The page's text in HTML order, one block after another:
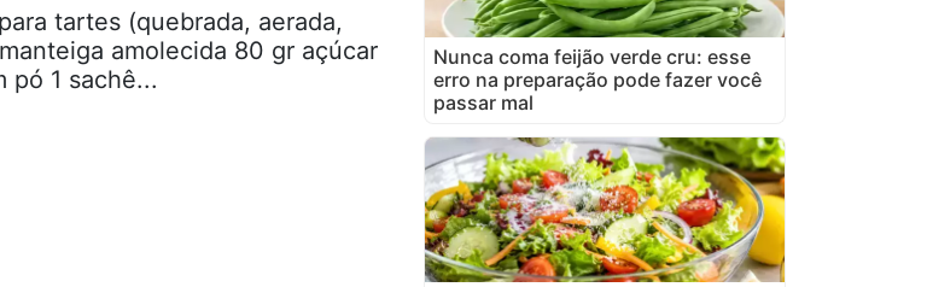
tartes (quebrada, aerada,
amolecida 80 gr açúcar
pó 1 sachê...
Nunca coma feijão verde cru: esse
erro na preparação pode fazer você
passar mal